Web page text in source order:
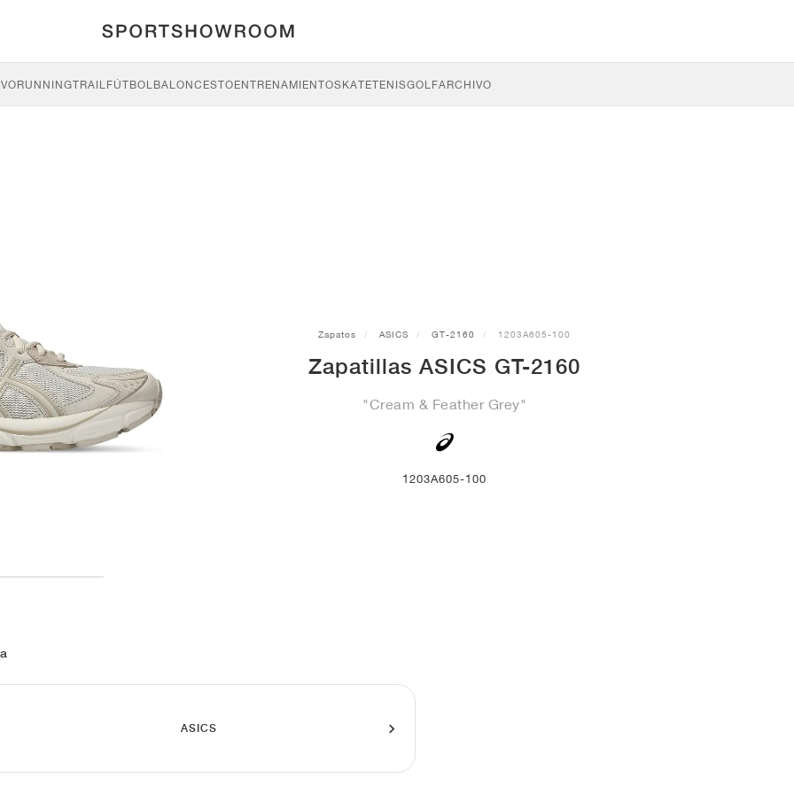
RUNNINGTRAILFÚTBOLBALONCESTOENTRENAMIENTOSKATETENISGOLFARCHIVO
Zapatos ASICS GT-2160 1203A605-100
Zapatillas ASICS GT-2160
"Cream & Feather Grey"
1203A605-100
ASICS